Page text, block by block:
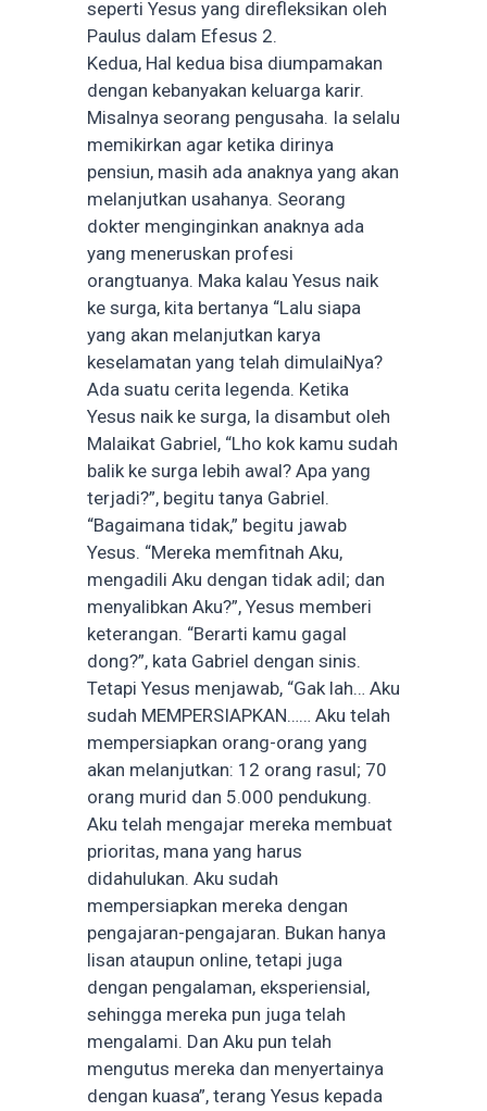
seperti Yesus yang direfleksikan oleh
Paulus dalam Efesus 2.
Kedua, Hal kedua bisa diumpamakan
dengan kebanyakan keluarga karir.
Misalnya seorang pengusaha. Ia selalu
memikirkan agar ketika dirinya
pensiun, masih ada anaknya yang akan
melanjutkan usahanya. Seorang
dokter menginginkan anaknya ada
yang meneruskan profesi
orangtuanya. Maka kalau Yesus naik
ke surga, kita bertanya “Lalu siapa
yang akan melanjutkan karya
keselamatan yang telah dimulaiNya?
Ada suatu cerita legenda. Ketika
Yesus naik ke surga, Ia disambut oleh
Malaikat Gabriel, “Lho kok kamu sudah
balik ke surga lebih awal? Apa yang
terjadi?”, begitu tanya Gabriel.
“Bagaimana tidak,” begitu jawab
Yesus. “Mereka memfitnah Aku,
mengadili Aku dengan tidak adil; dan
menyalibkan Aku?”, Yesus memberi
keterangan. “Berarti kamu gagal
dong?”, kata Gabriel dengan sinis.
Tetapi Yesus menjawab, “Gak lah… Aku
sudah MEMPERSIAPKAN…… Aku telah
mempersiapkan orang-orang yang
akan melanjutkan: 12 orang rasul; 70
orang murid dan 5.000 pendukung.
Aku telah mengajar mereka membuat
prioritas, mana yang harus
didahulukan. Aku sudah
mempersiapkan mereka dengan
pengajaran-pengajaran. Bukan hanya
lisan ataupun online, tetapi juga
dengan pengalaman, eksperiensial,
sehingga mereka pun juga telah
mengalami. Dan Aku pun telah
mengutus mereka dan menyertainya
dengan kuasa”, terang Yesus kepada